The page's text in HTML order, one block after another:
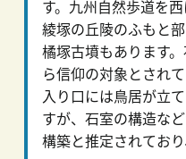
す。九州自然歩道を
綾塚の丘陵のふもと
橘塚古墳もあります
ら信仰の対象とされ
入り口には鳥居が立
すが、石室の構造な
構築と推定されてお